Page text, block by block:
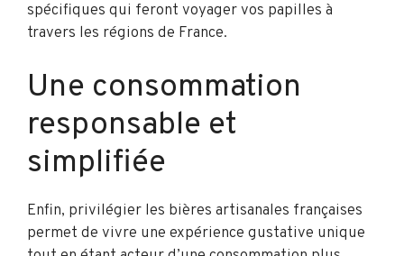
spécifiques qui feront voyager vos papilles à
travers les régions de France.
Une consommation
responsable et
simplifiée
Enfin, privilégier les bières artisanales françaises
permet de vivre une expérience gustative unique